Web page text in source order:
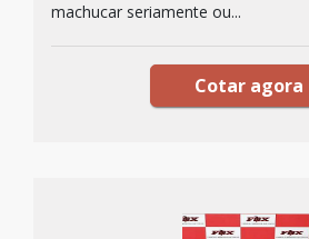
machucar seriamente ou...
Cotar agora